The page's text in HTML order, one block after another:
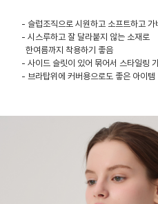
- 슬럽조직으로 시원하고 소프트하고 가
- 시스루하고 잘 달라붙지 않는 소재로
한여름까지 착용하기 좋음
- 사이드 슬릿이 있어 묶어서 스타일링
- 브라탑위에 커버용으로도 좋은 아이템